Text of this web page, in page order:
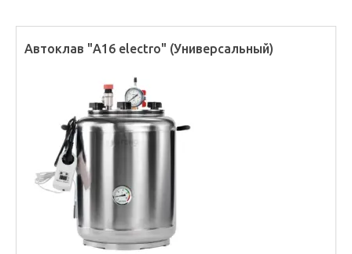
Автоклав "А16 electro" (Универсальный)